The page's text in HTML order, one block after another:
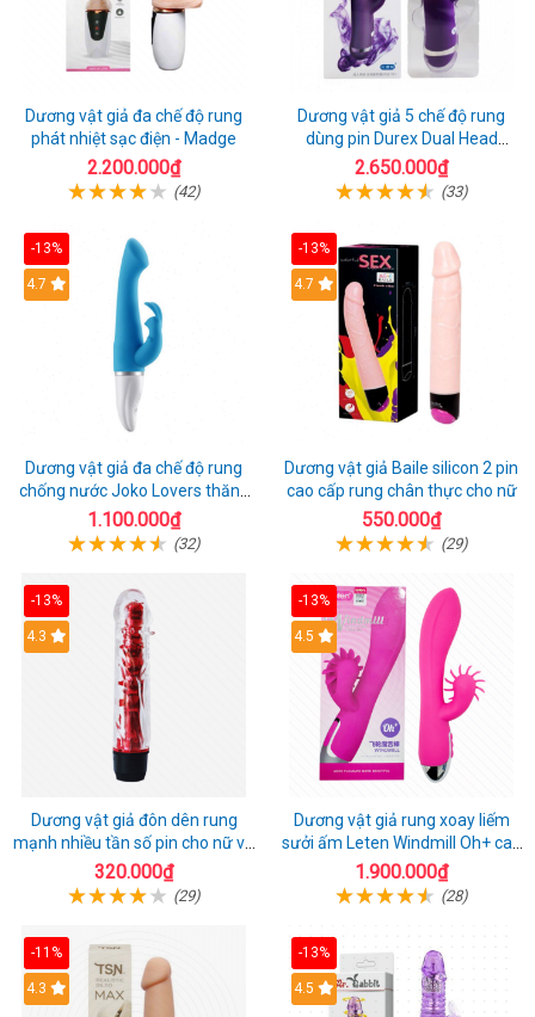
Dương vật giả đa chế độ rung
phát nhiệt sạc điện - Madge
2.200.000₫
(42)
Dương vật giả 5 chế độ rung
dùng pin Durex Dual Head
Pulsing
2.650.000₫
(33)
-13%
Hot
4.7
Dương vật giả đa chế độ rung
chống nước Joko Lovers thăng
hoa
1.100.000₫
(32)
-13%
4.7
Dương vật giả Baile silicon 2 pin
cao cấp rung chân thực cho nữ
550.000₫
(29)
-13%
4.3
Dương vật giả đôn dên rung
mạnh nhiều tần số pin cho nữ và
cặp đôi
320.000₫
(29)
-13%
4.5
Dương vật giả rung xoay liếm
sưởi ấm Leten Windmill Oh+ cao
cấp
1.900.000₫
(28)
-11%
4.3
-13%
4.5